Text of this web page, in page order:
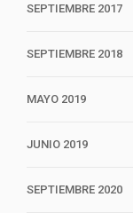
SEPTIEMBRE 2017
SEPTIEMBRE 2018
MAYO 2019
JUNIO 2019
SEPTIEMBRE 2020